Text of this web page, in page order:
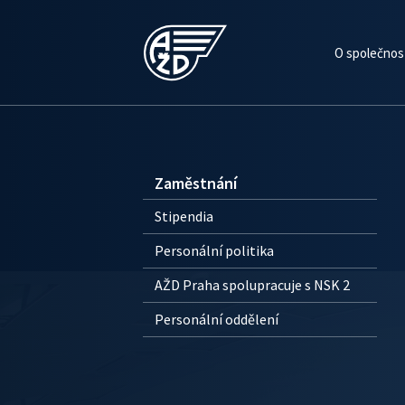
O
Zaměstnání
Stipendia
Personální politika
AŽD Praha spolupracuje s NSK 2
Personální oddělení